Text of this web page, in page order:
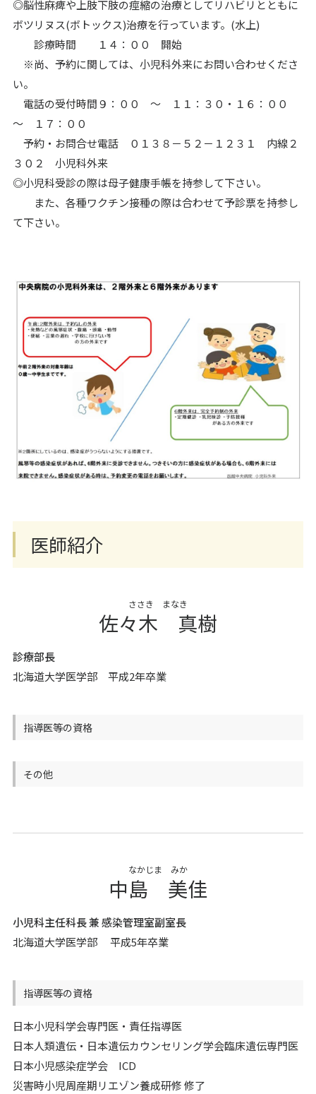
◎脳性麻痺や上肢下肢の痙縮の治療としてリハビリとともに
ボツリヌス(ボトックス)治療を行っています。(水上)
診療時間 １４：００ 開始
※尚、予約に関しては、小児科外来にお問い合わせくださ
い。
電話の受付時間９：００ ～ １１：３０・１６：００
～ １７：００
予約・お問合せ電話 ０１３８－５２－１２３１ 内線２
３０２ 小児科外来
◎小児科受診の際は母子健康手帳を持参して下さい。
また、各種ワクチン接種の際は合わせて予診票を持参し
て下さい。
医師紹介
ささき まなき
佐々木 真樹
診療部長
北海道大学医学部 平成2年卒業
指導医等の資格
その他
なかじま みか
中島 美佳
小児科主任科長 兼 感染管理室副室長
北海道大学医学部 平成5年卒業
指導医等の資格
日本小児科学会専門医・責任指導医
日本人類遺伝・日本遺伝カウンセリング学会臨床遺伝専門医
日本小児感染症学会 ICD
災害時小児周産期リエゾン養成研修 修了